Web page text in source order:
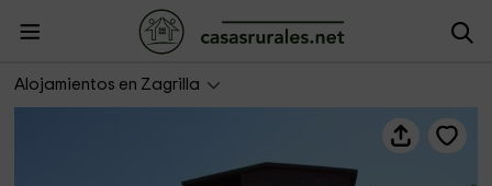
Alojamientos en Zagrilla
La Cabaña (Zagrilla)